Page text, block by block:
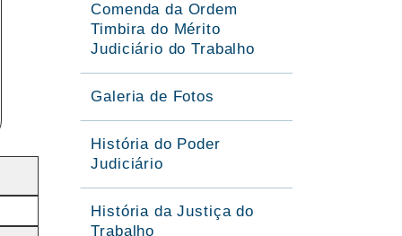
Comenda da Ordem
Timbira do Mérito
Judiciário do Trabalho
Galeria de Fotos
História do Poder
Judiciário
História da Justiça do
Trabalho